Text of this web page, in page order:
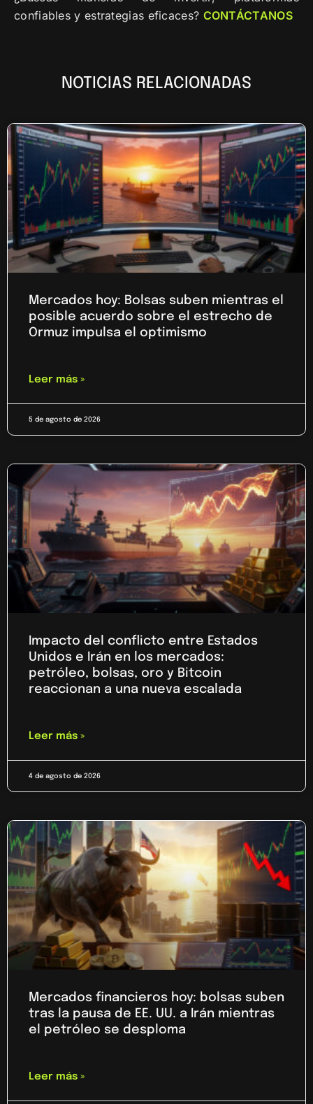
confiables y estrategias eficaces? CONTÁCTANOS
NOTICIAS RELACIONADAS
Mercados hoy: Bolsas suben mientras el
posible acuerdo sobre el estrecho de
Ormuz impulsa el optimismo
Leer más »
5 de agosto de 2026
Impacto del conflicto entre Estados
Unidos e Irán en los mercados:
petróleo, bolsas, oro y Bitcoin
reaccionan a una nueva escalada
Leer más »
4 de agosto de 2026
Mercados financieros hoy: bolsas suben
tras la pausa de EE. UU. a Irán mientras
el petróleo se desploma
Leer más »